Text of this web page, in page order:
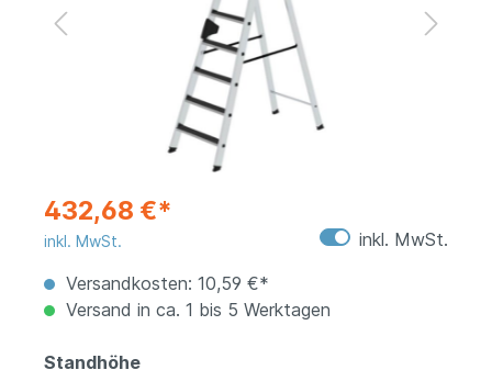
432,68 €*
inkl. MwSt.
inkl. MwSt.
Versandkosten: 10,59 €*
Versand in ca. 1 bis 5 Werktagen
Standhöhe